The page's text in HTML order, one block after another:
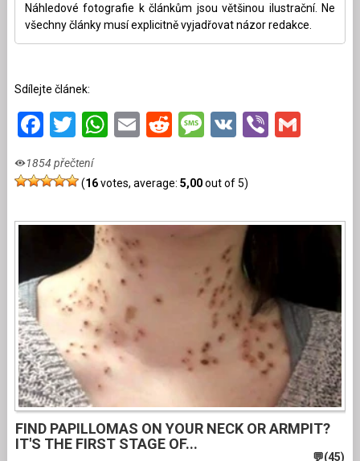
Náhledové fotografie k článkům jsou většinou ilustrační. Ne
všechny články musí explicitně vyjadřovat názor redakce.
Sdílejte článek:
Facebook
Twitter
WhatsApp
EmailRedditMessage
VKViber
1854 přečtení
(16votes, average: 5,00out of 5)
FIND PAPILLOMAS ON YOUR NECK OR ARMPIT?
IT'S THE FIRST STAGE OF...